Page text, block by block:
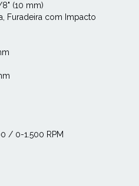
(10 mm)
Furadeira com Impacto
/ 0-1.500 RPM